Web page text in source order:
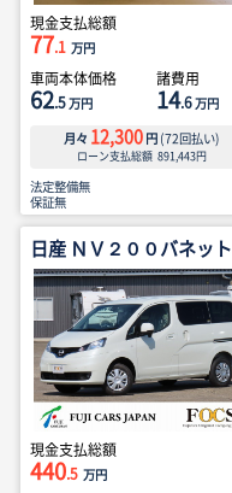
現金支払総額
77.1 万円
車両本体価格
62.5万円
諸費用
14.6万円
月々 12,300 円 (72回払い)
ローン支払総額 891,443円
法定整備無
保証無
日産 ＮＶ２００バネット
現金支払総額
440.5 万円